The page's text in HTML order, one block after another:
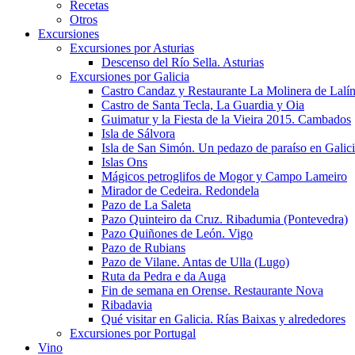
Recetas
Otros
Excursiones
Excursiones por Asturias
Descenso del Río Sella. Asturias
Excursiones por Galicia
Castro Candaz y Restaurante La Molinera de Lalín
Castro de Santa Tecla, La Guardia y Oia
Guimatur y la Fiesta de la Vieira 2015. Cambados
Isla de Sálvora
Isla de San Simón. Un pedazo de paraíso en
Islas Ons
Mágicos petroglifos de Mogor y Campo Lameiro
Mirador de Cedeira. Redondela
Pazo de La Saleta
Pazo Quinteiro da Cruz. Ribadumia (Pontevedra)
Pazo Quiñones de León. Vigo
Pazo de Rubians
Pazo de Vilane. Antas de Ulla (Lugo)
Ruta da Pedra e da Auga
Fin de semana en Orense. Restaurante Nova
Ribadavia
Qué visitar en Galicia. Rías Baixas y alrededores
Excursiones por Portugal
Vino